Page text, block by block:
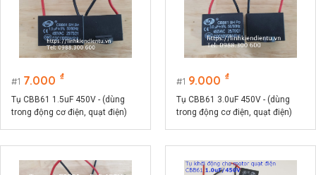
1 7.000 ₫
Tụ CBB61 1.5uF 450V - (dùng
trong động cơ điện, quạt điện)
1 9.000 ₫
Tụ CBB61 3.0uF 450V - (dùng
trong động cơ điện, quạt điện)